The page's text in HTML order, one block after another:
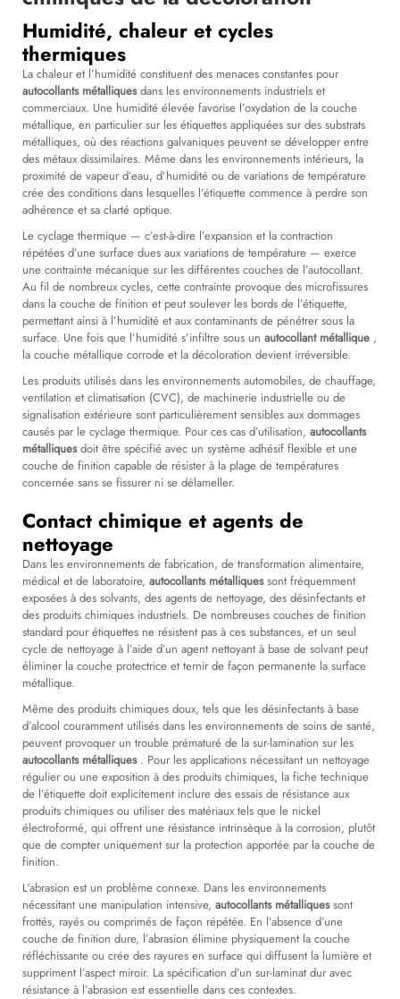
Humidité, chaleur et cycles
thermiques
La chaleur et l’humidité constituent des menaces constantes pour
autocollants métalliquesdans les environnements industriels et
commerciaux. Une humidité élevée favorise l’oxydation de la couche
métallique, en particulier sur les étiquettes appliquées sur des substrats
métalliques, où des réactions galvaniques peuvent se développer entre
des métaux dissimilaires. Même dans les environnements intérieurs, la
proximité de vapeur d’eau, d’humidité ou de variations de température
crée des conditions dans lesquelles l’étiquette commence à perdre son
adhérence et sa clarté optique.
Le cyclage thermique — c’est-à-dire l’expansion et la contraction
répétées d’une surface dues aux variations de température — exerce
une contrainte mécanique sur les différentes couches de l’autocollant.
Au fil de nombreux cycles, cette contrainte provoque des microfissures
dans la couche de finition et peut soulever les bords de l’étiquette,
permettant ainsi à l’humidité et aux contaminants de pénétrer sous la
surface. Une fois que l’humidité s’infiltre sous un autocollant métallique ,
la couche métallique corrode et la décoloration devient irréversible.
Les produits utilisés dans les environnements automobiles, de chauffage,
ventilation et climatisation (CVC), de machinerie industrielle ou de
signalisation extérieure sont particulièrement sensibles aux dommages
causés par le cyclage thermique. Pour ces cas d’utilisation, autocollants
métalliquesdoit être spécifié avec un système adhésif flexible et une
couche de finition capable de résister à la plage de températures
concernée sans se fissurer ni se délameller.
Contact chimique et agents de
nettoyage
Dans les environnements de fabrication, de transformation alimentaire,
médical et de laboratoire, autocollants métalliquessont fréquemment
exposées à des solvants, des agents de nettoyage, des désinfectants et
des produits chimiques industriels. De nombreuses couches de finition
standard pour étiquettes ne résistent pas à ces substances, et un seul
cycle de nettoyage à l’aide d’un agent nettoyant à base de solvant peut
éliminer la couche protectrice et ternir de façon permanente la surface
métallique.
Même des produits chimiques doux, tels que les désinfectants à base
d’alcool couramment utilisés dans les environnements de soins de santé,
peuvent provoquer un trouble prématuré de la sur-lamination sur les
autocollants métalliques . Pour les applications nécessitant un nettoyage
régulier ou une exposition à des produits chimiques, la fiche technique
de l’étiquette doit explicitement inclure des essais de résistance aux
produits chimiques ou utiliser des matériaux tels que le nickel
électroformé, qui offrent une résistance intrinsèque à la corrosion, plutôt
que de compter uniquement sur la protection apportée par la couche de
finition.
L'abrasion est un problème connexe. Dans les environnements
nécessitant une manipulation intensive, autocollants métalliquessont
frottés, rayés ou comprimés de façon répétée. En l’absence d’une
couche de finition dure, l’abrasion élimine physiquement la couche
réfléchissante ou crée des rayures en surface qui diffusent la lumière et
suppriment l’aspect miroir. La spécification d’un sur-laminat dur avec
résistance à l’abrasion est essentielle dans ces contextes.